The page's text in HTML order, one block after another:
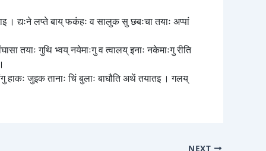
। द्यःने लप्ते बाय् फकंहः व सालुक सु छबःचा तयाः अप्पां
तयाः गुथि भ्वय् नयेमाःगु व त्वालय् इनाः नकेमाःगु रीति
जुइक तानाः चिं बुलाः बाघौति अथें तयातइ । गलय्
NEXT